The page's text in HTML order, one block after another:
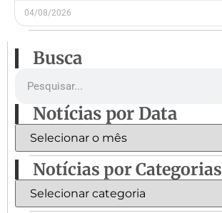
04/08/2026
Busca
Notícias por Data
Notícias por Categorias